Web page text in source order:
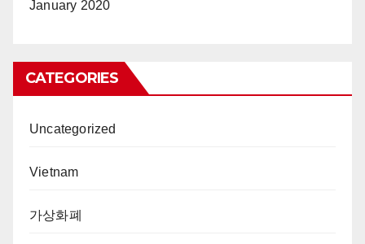
January 2020
CATEGORIES
Uncategorized
Vietnam
가상화폐